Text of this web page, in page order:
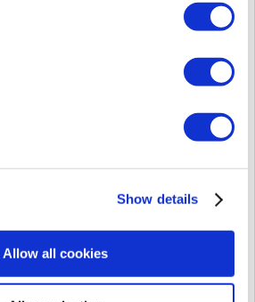
Show details
Allow all cookies
M:CSN_MOBILE)
strin
成されます）
strin
g
ド Id
Wiegan